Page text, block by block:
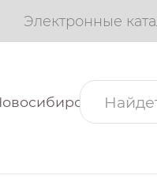
Электронные